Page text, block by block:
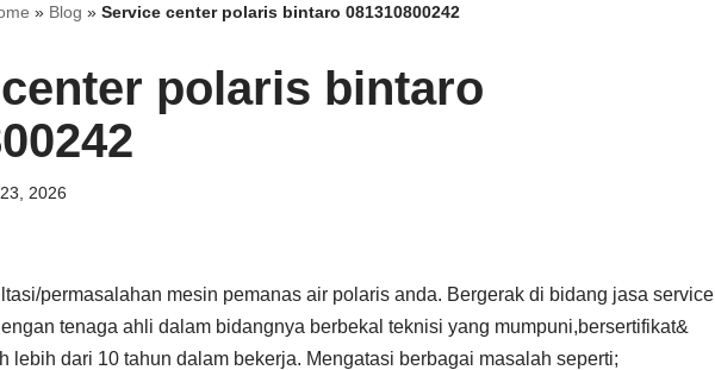
» Blog » Service center polaris bintaro 081310800242
polaris bintaro
2026
permasalahan mesin pemanas air polaris anda. Bergerak di bidang jasa service
tenaga ahli dalam bidangnya berbekal teknisi yang mumpuni,bersertifikat&
lebih dari 10 tahun dalam bekerja. Mengatasi berbagai masalah seperti;